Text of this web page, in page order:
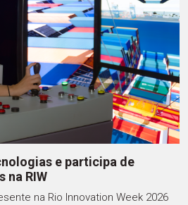
e participa de
na RIW
na Rio Innovation Week 2026